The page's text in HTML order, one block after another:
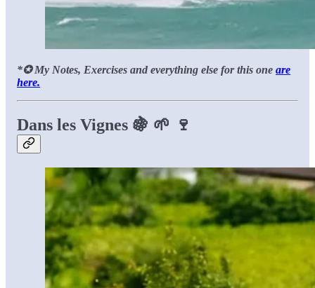
*✪ My Notes, Exercises and everything else for this one are
here.
Dans les Vignes 🍇 🌱 🍷